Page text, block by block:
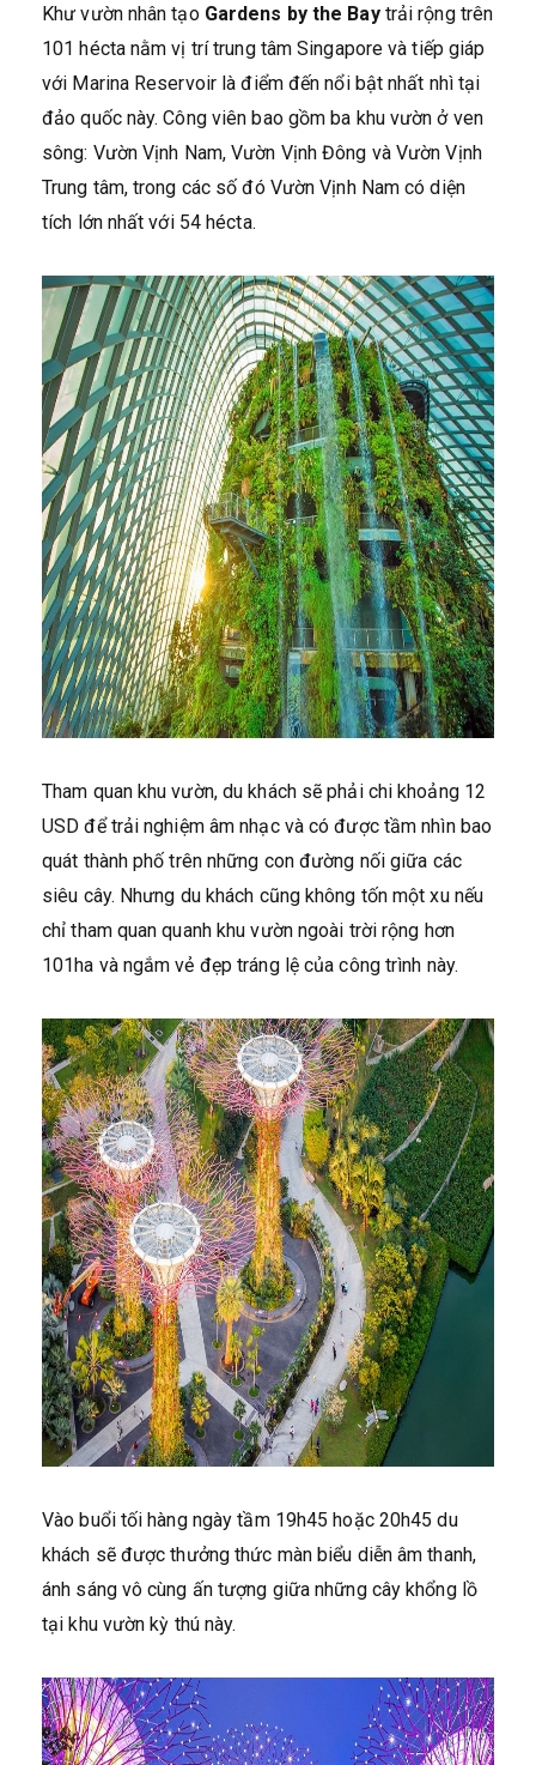
Khư vườn nhân tạo Gardens by the Baytrải rộng trên
101 hécta nằm vị trí trung tâm Singapore và tiếp giáp
với Marina Reservoir là điểm đến nổi bật nhất nhì tại
đảo quốc này. Công viên bao gồm ba khu vườn ở ven
sông: Vườn Vịnh Nam, Vườn Vịnh Đông và Vườn Vịnh
Trung tâm, trong các số đó Vườn Vịnh Nam có diện
tích lớn nhất với 54 hécta.
Tham quan khu vườn, du khách sẽ phải chi khoảng 12
USD để trải nghiệm âm nhạc và có được tầm nhìn bao
quát thành phố trên những con đường nối giữa các
siêu cây. Nhưng du khách cũng không tốn một xu nếu
chỉ tham quan quanh khu vườn ngoài trời rộng hơn
101ha và ngắm vẻ đẹp tráng lệ của công trình này.
Vào buổi tối hàng ngày tầm 19h45 hoặc 20h45 du
khách sẽ được thưởng thức màn biểu diễn âm thanh,
ánh sáng vô cùng ấn tượng giữa những cây khổng lồ
tại khu vườn kỳ thú này.